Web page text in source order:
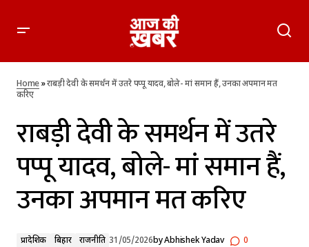
मत करिए
Home»राबड़ी देवी के समर्थन में उतरे पप्पू यादव, बोले- मां समान हैं, उनका अपमान मत
करिए
राबड़ी देवी के समर्थन में उतरे
पप्पू यादव, बोले- मां समान हैं,
उनका अपमान मत करिए
प्रादेशिक बिहार राजनीति 31/05/2026byAbhishek Yadav 0